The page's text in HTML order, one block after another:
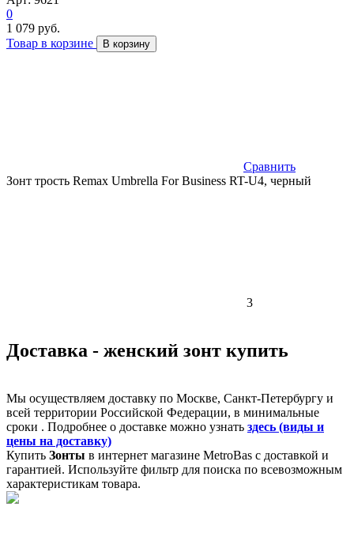
0
1 079 руб.
Товар в корзине
В корзину
Сравнить
Зонт трость Remax Umbrella For Business RT-U4, черный
3
Доставка - женский зонт купить
Мы осуществляем доставку по Москве, Санкт-Петербургу и
всей территории Российской Федерации, в минимальные
сроки . Подробнее о доставке можно узнать здесь (виды и
цены на доставку)
Купить Зонты в интернет магазине MetroBas с доставкой и
гарантией. Используйте фильтр для поиска по всевозможным
характеристикам товара.